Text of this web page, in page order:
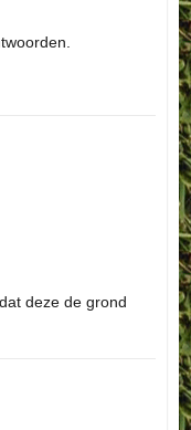
deze de grond